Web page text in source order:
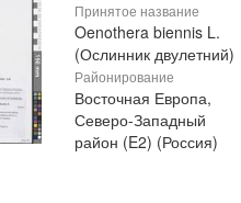
Принятое название
Oenothera biennis L.
(Ослинник двулетний)
Районирование
Восточная Европа,
Северо-Западный
район (E2) (Россия)